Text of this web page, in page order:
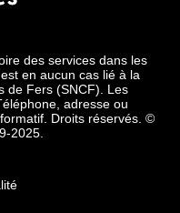
des services dans les
en aucun cas lié à la
de Fers (SNCF). Les
adresse ou
Droits réservés. ©
2025.